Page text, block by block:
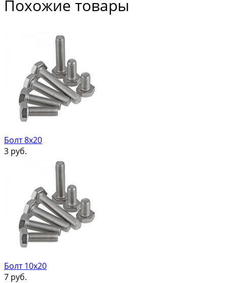
Похожие товары
Болт 8х20
3 руб.
Болт 10х20
7 руб.